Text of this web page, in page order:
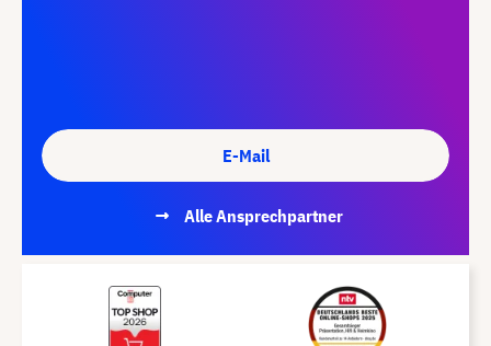
E-Mail
Alle Ansprechpartner